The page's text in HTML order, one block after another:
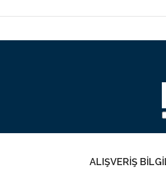
ALIŞVERİŞ